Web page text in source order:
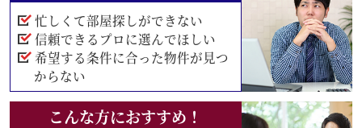
忙しくて部屋探しができない
信頼できるプロに選んでほしい
希望する条件に合った物件が見つ
からない
こんな方におすすめ！